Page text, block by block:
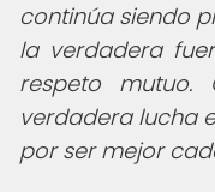
continúa siendo
la verdadera
respeto mutuo.
verdadera lucha
por ser mejor